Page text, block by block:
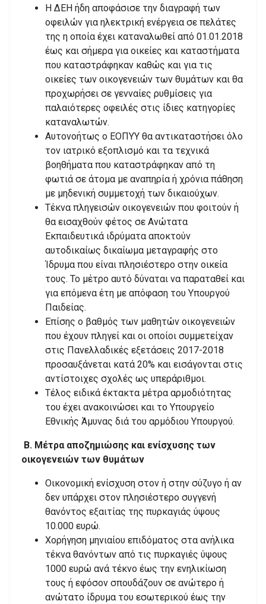
Η ΔΕΗ ήδη αποφάσισε την διαγραφή των
οφειλών για ηλεκτρική ενέργεια σε πελάτες
της η οποία έχει καταναλωθεί από 01.01.2018
έως και σήμερα για οικείες και καταστήματα
που καταστράφηκαν καθώς και για τις
οικείες των οικογενειών των θυμάτων και θα
προχωρήσει σε γενναίες ρυθμίσεις για
παλαιότερες οφειλές στις ίδιες κατηγορίες
καταναλωτών.
Αυτονοήτως ο ΕΟΠΥΥ θα αντικαταστήσει όλο
τον ιατρικό εξοπλισμό και τα τεχνικά
βοηθήματα που καταστράφηκαν από τη
φωτιά σε άτομα με αναπηρία ή χρόνια πάθηση
με μηδενική συμμετοχή των δικαιούχων.
Τέκνα πληγεισών οικογενειών που φοιτούν ή
θα εισαχθούν φέτος σε Ανώτατα
Εκπαιδευτικά ιδρύματα αποκτούν
αυτοδικαίως δικαίωμα μεταγραφής στο
Ίδρυμα που είναι πλησιέστερο στην οικεία
τους. Το μέτρο αυτό δύναται να παραταθεί και
για επόμενα έτη με απόφαση του Υπουργού
Παιδείας.
Επίσης ο βαθμός των μαθητών οικογενειών
που έχουν πληγεί και οι οποίοι συμμετείχαν
στις Πανελλαδικές εξετάσεις 2017-2018
προσαυξάνεται κατά 20% και εισάγονται στις
αντίστοιχες σχολές ως υπεράριθμοι.
Τέλος ειδικά έκτακτα μέτρα αρμοδιότητας
του έχει ανακοινώσει και το Υπουργείο
Εθνικής Άμυνας διά του αρμόδιου Υπουργού.
Β. Μέτρα αποζημιώσης και ενίσχυσης των
οικογενειών των θυμάτων
Οικονομική ενίσχυση στον ή στην σύζυγο ή αν
δεν υπάρχει στον πλησιέστερο συγγενή
θανόντος εξαιτίας της πυρκαγιάς ύψους
10.000 ευρώ.
Χορήγηση μηνιαίου επιδόματος στα ανήλικα
τέκνα θανόντων από τις πυρκαγιές ύψους
1000 ευρώ ανά τέκνο έως την ενηλικίωση
τους ή εφόσον σπουδάζουν σε ανώτερο ή
ανώτατο ίδρυμα του εσωτερικού έως την